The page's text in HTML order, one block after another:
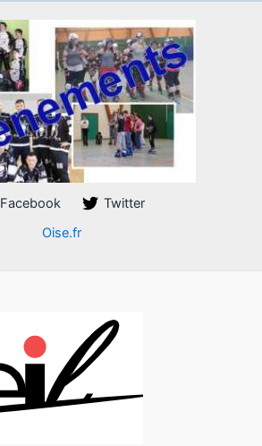
Facebook
Twitter
Oise.fr